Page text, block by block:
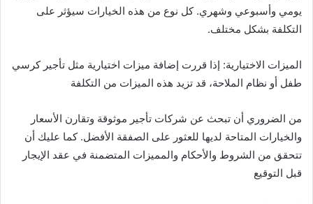
يومي وأسبوعي وشهري. كل نوع من هذه الخيارات سيؤثر على
التكلفة بشكل مختلف.
الميزات الاختيارية: إذا قررت إضافة ميزات اختيارية مثل تأجير كرسي
طفل أو نظام الملاحة، قد تزيد هذه الميزات من التكلفة
من الضروري أن تبحث عن شركات تأجير موثوقة وتقارن الأسعار
والخيارات المتاحة لديها للعثور على الصفقة الأفضل. كما عليك أن
تتحقق من الشروط والأحكام والمميزات المتضمنة في عقد الإيجار
قبل التوقيع